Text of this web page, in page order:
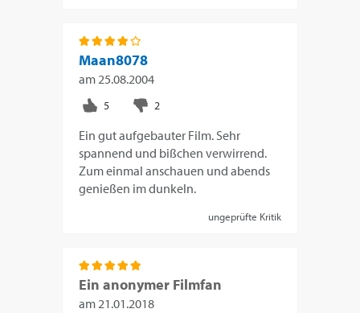
Maan8078
am25.08.2004
Ein gut aufgebauter Film. Sehr
spannend und bißchen verwirrend.
Zum einmal anschauen und abends
genießen im dunkeln.
ungeprüfte Kritik
Ein anonymer Filmfan
am21.01.2018